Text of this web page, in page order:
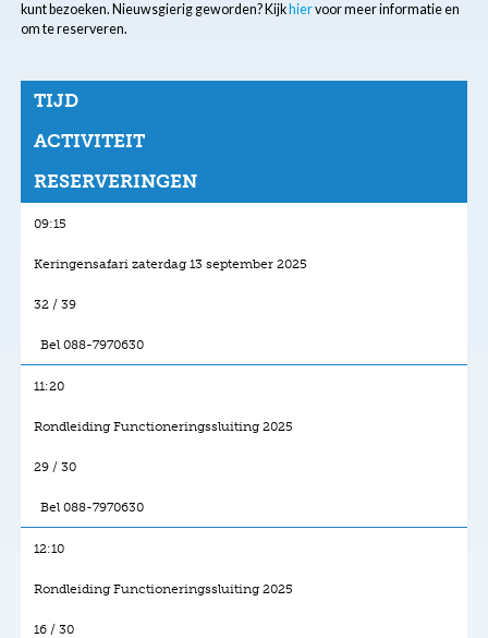
kunt bezoeken. Nieuwsgierig geworden? Kijk hiervoor meer informatie en
om te reserveren.
TIJD
ACTIVITEIT
RESERVERINGEN
09:15
Keringensafari zaterdag 13 september 2025
32 / 39
Bel 088-7970630
11:20
Rondleiding Functioneringssluiting 2025
29 / 30
Bel 088-7970630
12:10
Rondleiding Functioneringssluiting 2025
16 / 30